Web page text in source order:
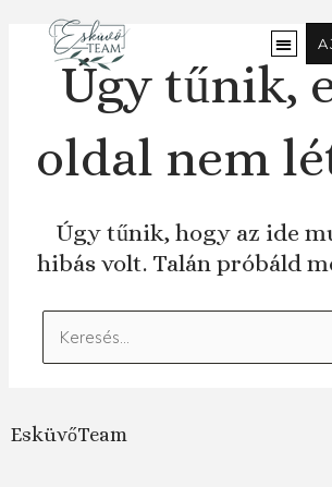
tartalomraÚgy tűnik,
oldal nem
Úgy tűnik, hogy az ide
hibás volt. Talán próbáld
Keresés:
EsküvőTeam